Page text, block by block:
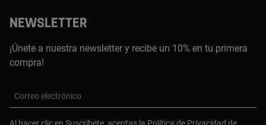
NEWSLETTER
¡Únete a nuestra newsletter y recibe un 10% en tu primera
compra!
Correo electrónico